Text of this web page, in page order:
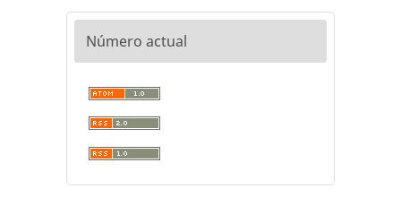
Número actual